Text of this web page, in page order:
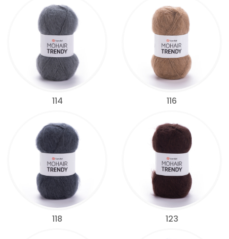
114 116
118 123